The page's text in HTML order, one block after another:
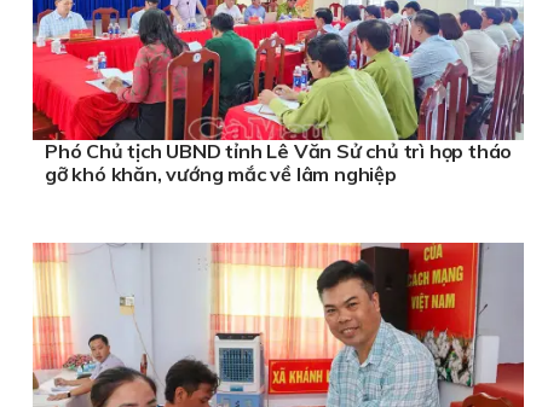
Phó Chủ tịch UBND tỉnh Lê Văn Sử chủ trì họp tháo
gỡ khó khăn, vướng mắc về lâm nghiệp